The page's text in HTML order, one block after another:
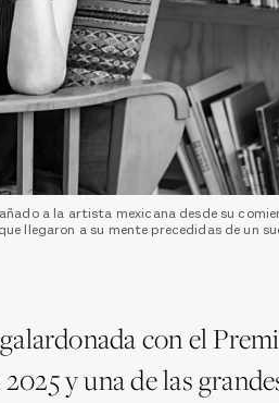
a la artista mexicana desde su
llegaron a su mente precedidas de un
con el
y una de las